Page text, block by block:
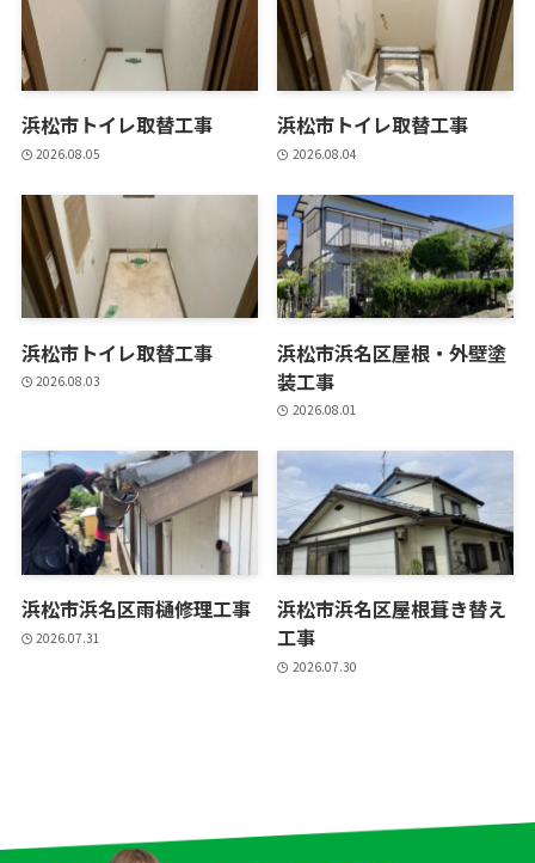
浜松市トイレ取替工事
2026.08.05
浜松市トイレ取替工事
2026.08.04
浜松市トイレ取替工事
2026.08.03
浜松市浜名区屋根・外壁塗
装工事
2026.08.01
浜松市浜名区雨樋修理工事
2026.07.31
浜松市浜名区屋根葺き替え
工事
2026.07.30